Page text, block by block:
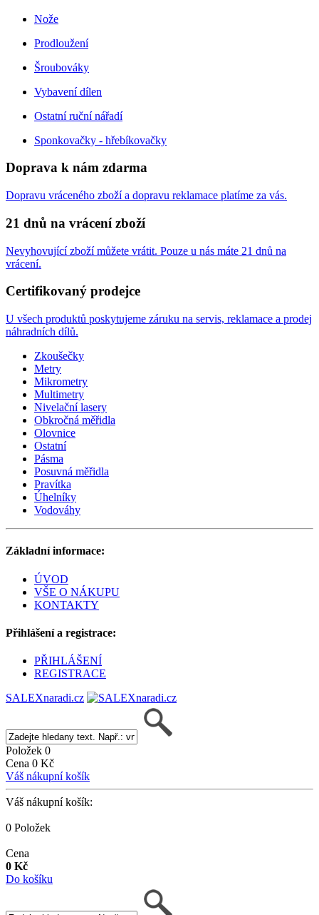
Nože
Prodloužení
Šroubováky
Vybavení dílen
Ostatní ruční nářadí
Sponkovačky - hřebíkovačky
Doprava k nám zdarma
Dopravu vráceného zboží a dopravu reklamace platíme za vás.
21 dnů na vrácení zboží
Nevyhovující zboží můžete vrátit. Pouze u nás máte 21 dnů na
vrácení.
Certifikovaný prodejce
U všech produktů poskytujeme záruku na servis, reklamace a prodej
náhradních dílů.
Zkoušečky
Metry
Mikrometry
Multimetry
Nivelační lasery
Obkročná měřidla
Olovnice
Ostatní
Pásma
Posuvná měřidla
Pravítka
Úhelníky
Vodováhy
Základní informace:
ÚVOD
VŠE O NÁKUPU
KONTAKTY
Přihlášení a registrace:
PŘIHLÁŠENÍ
REGISTRACE
SALEXnaradi.cz
Položek 0
Cena 0 Kč
Váš nákupní košík
Váš nákupní košík:
0 Položek
Cena
0 Kč
Do košíku